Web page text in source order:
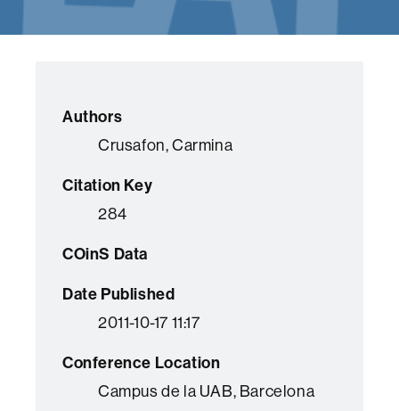
Authors
Crusafon, Carmina
Citation Key
284
COinS Data
Date Published
2011-10-17 11:17
Conference Location
Campus de la UAB, Barcelona